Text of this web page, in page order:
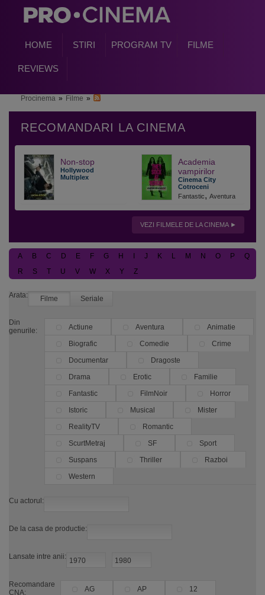
HOME STIRI PROGRAM TV FILME
REVIEWS
Procinema » Filme »
Non-stop
Hollywood
Multiplex
Academia
vampirilor
Cinema City
Cotroceni
Fantastic, Aventura
VEZI FILMELE DE LA CINEMA
A B C D E F G H J K L M N O P
Q
R
S T U V W X Y Z
Arata: Filme Seriale
Din
genurile:
Actiune Aventura
Animatie
Biografic
Comedie
Crime
Documentar
Dragoste
Drama
Erotic
Familie
Fantastic
FilmNoir
Horror
Istoric
Musical
Mister
RealityTV
Romantic
ScurtMetraj
SF
Sport
Suspans
Thriller
Razboi
Western
Cu actorul:
De la casa de productie:
Lansate intre anii:
Recomandare
CNA:
AG AP
12